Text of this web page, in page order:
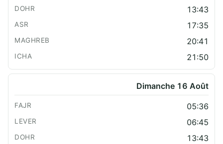
13:43
17:35
20:41
21:50
Dimanche 16 Août
05:36
06:45
13:43